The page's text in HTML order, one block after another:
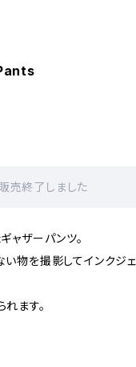
売終了しました
ャザーパンツ。
物を撮影してインクジェ
ます。